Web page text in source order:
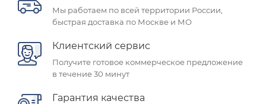
Мы работаем по всей территории России,
быстрая доставка по Москве и МО
Клиентский сервис
Получите готовое коммерческое предложение
в течение 30 минут
Гарантия качества